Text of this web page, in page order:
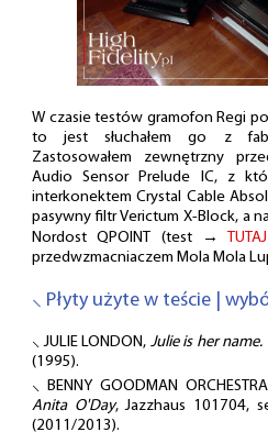
W czasie testów gramofon Regi
to jest słuchałem go z
Zastosowałem zewnętrzny
Audio Sensor Prelude IC, z
interkonektem Crystal Cable
pasywny filtr Verictum X-Block, a
Nordost QPOINT (test →
TUTAJ
przedwzmacniaczem Mola Mola
⸜ Płyty użyte w teście |
⸜ JULIE LONDON, Julie is her name.
(1995).
⸜ BENNY GOODMAN
Anita O'Day, Jazzhaus 101704,
(2011/2013).